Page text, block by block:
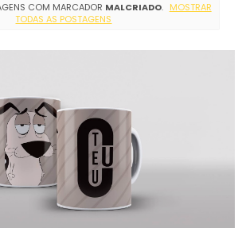
COM MARCADOR MALCRIADO. MOSTRAR
TODAS AS POSTAGENS